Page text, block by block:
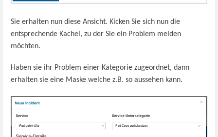
Sie erhalten nun diese Ansicht. Kicken Sie sich nun die
entsprechende Kachel, zu der Sie ein Problem melden
möchten.
Haben sie ihr Problem einer Kategorie zugeordnet, dann
erhalten sie eine Maske welche z.B. so aussehen kann.